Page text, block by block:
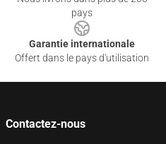
pays
Garantie internationale
Offert dans le pays d'utilisation
Contactez-nous